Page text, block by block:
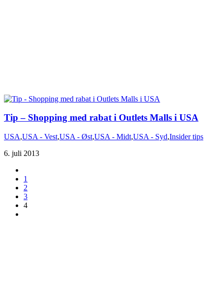
Tip – Shopping med rabat i Outlets Malls i USA
USA,USA - Vest,USA - Øst,USA - Midt,USA - Syd,Insider tips
6. juli 2013
1
2
3
4